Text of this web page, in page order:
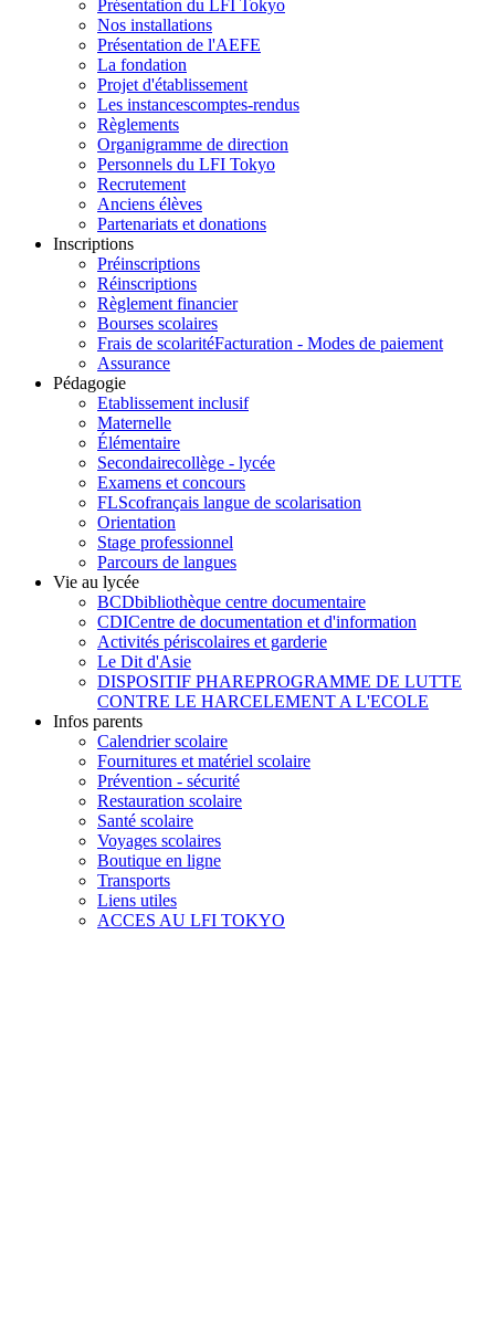
Présentation du LFI Tokyo
Nos installations
Présentation de l'AEFE
La fondation
Projet d'établissement
Les instancescomptes-rendus
Règlements
Organigramme de direction
Personnels du LFI Tokyo
Recrutement
Anciens élèves
Partenariats et donations
Inscriptions
Préinscriptions
Réinscriptions
Règlement financier
Bourses scolaires
Frais de scolaritéFacturation - Modes de paiement
Assurance
Pédagogie
Etablissement inclusif
Maternelle
Élémentaire
Secondairecollège - lycée
Examens et concours
FLScofrançais langue de scolarisation
Orientation
Stage professionnel
Parcours de langues
Vie au lycée
BCDbibliothèque centre documentaire
CDICentre de documentation et d'information
Activités périscolaires et garderie
Le Dit d'Asie
DISPOSITIF PHAREPROGRAMME DE LUTTE
CONTRE LE HARCELEMENT A L'ECOLE
Infos parents
Calendrier scolaire
Fournitures et matériel scolaire
Prévention - sécurité
Restauration scolaire
Santé scolaire
Voyages scolaires
Boutique en ligne
Transports
Liens utiles
ACCES AU LFI TOKYO